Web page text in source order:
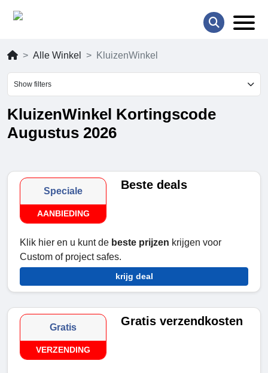
Alle Winkel KluizenWinkel
Show filters
KluizenWinkel Kortingscode
Augustus 2026
Speciale
AANBIEDING
Beste deals
Klik hier en u kunt de beste prijzen krijgen voor
Custom of project safes.
krijg deal
Gratis
VERZENDING
Gratis verzendkosten